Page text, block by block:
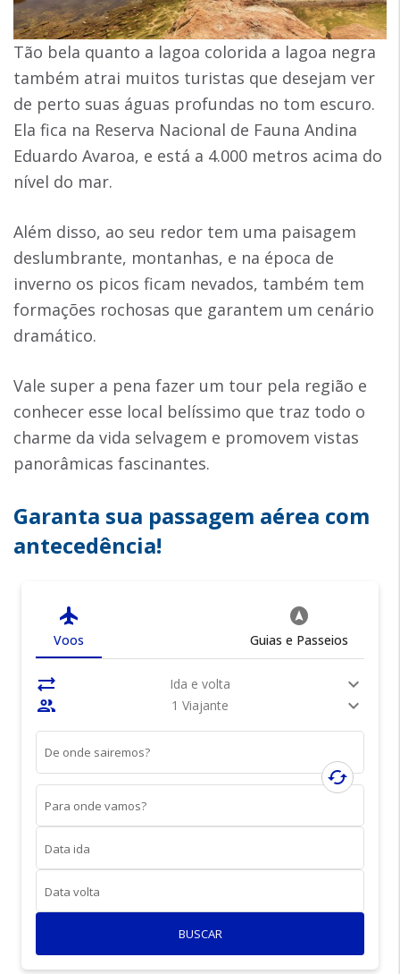
Tão bela quanto a lagoa colorida a lagoa negra
também atrai muitos turistas que desejam ver
de perto suas águas profundas no tom escuro.
Ela fica na Reserva Nacional de Fauna Andina
Eduardo Avaroa, e está a 4.000 metros acima do
nível do mar.
Além disso, ao seu redor tem uma paisagem
deslumbrante, montanhas, e na época de
inverno os picos ficam nevados, também tem
formações rochosas que garantem um cenário
dramático.
Vale super a pena fazer um tour pela região e
conhecer esse local belíssimo que traz todo o
charme da vida selvagem e promovem vistas
panorâmicas fascinantes.
Garanta sua passagem aérea com
antecedência!
flight
Voos
assistant_navigation
Guias e Passeios
sync_alt Ida e volta
expand_more
people
1 Viajante expand_more
De onde sairemos?
cached
Para onde vamos?
Data ida
Data volta
BUSCAR